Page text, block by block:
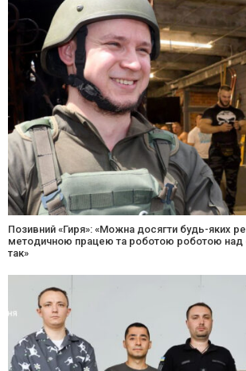
Позивний «Гиря»: «Можна досягти будь-яких
методичною працею та роботою роботою
так»